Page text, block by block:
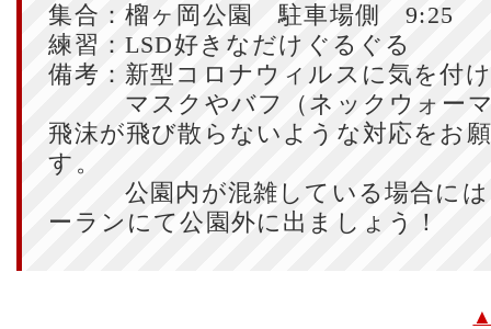
集合：榴ヶ岡公園 駐車場側 9:25
練習：LSD好きなだけぐるぐる
備考：新型コロナウィルスに気を付
マスクやバフ（ネックウォーマ
飛沫が飛び散らないような対応をお
す。
公園内が混雑している場合には
ーランにて公園外に出ましょう！